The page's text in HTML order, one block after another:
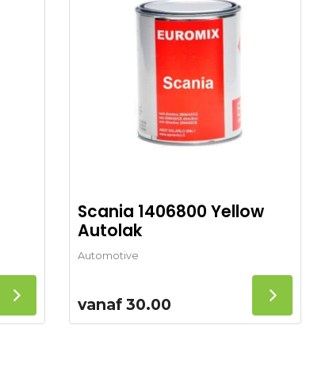
Scania 1406800 Yellow
Autolak
Automotive
vanaf 30.00